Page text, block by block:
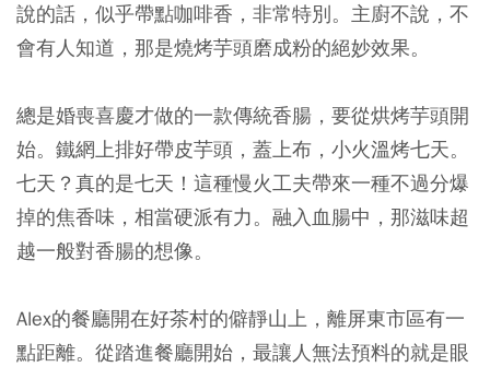
說的話，似乎帶點咖啡香，非常特別。主廚不說，不
會有人知道，那是燒烤芋頭磨成粉的絕妙效果。
總是婚喪喜慶才做的一款傳統香腸，要從烘烤芋頭開
始。鐵網上排好帶皮芋頭，蓋上布，小火溫烤七天。
七天？真的是七天！這種慢火工夫帶來一種不過分爆
掉的焦香味，相當硬派有力。融入血腸中，那滋味超
越一般對香腸的想像。
Alex的餐廳開在好茶村的僻靜山上，離屏東市區有一
點距離。從踏進餐廳開始，最讓人無法預料的就是眼